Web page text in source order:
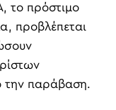
το πρόστιμο
προβλέπεται
την παράβαση.